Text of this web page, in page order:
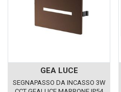
GEA LUCE
SEGNAPASSO DA INCASSO 3W